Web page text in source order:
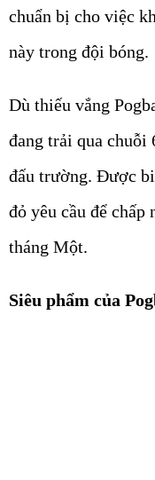
chuẩn bị cho việc
này trong đội bóng.
Dù thiếu vắng
đang trải qua chuỗi
đấu trường. Được
đỏ yêu cầu để chấp
tháng Một.
Siêu phẩm của